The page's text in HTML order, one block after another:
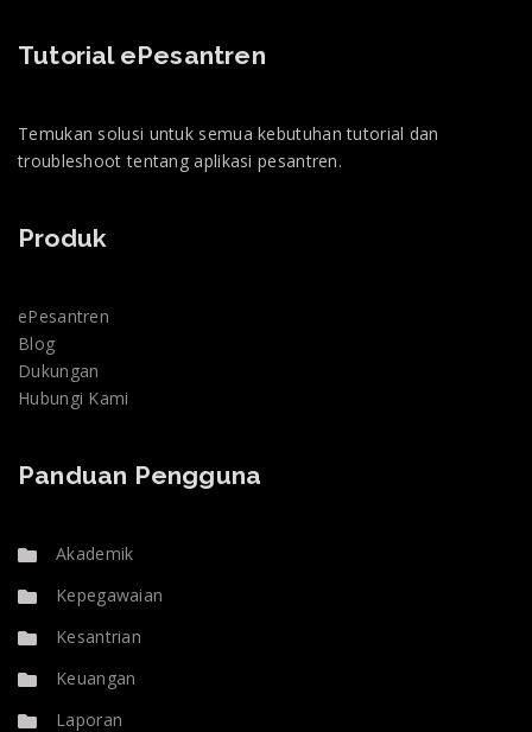
Tutorial ePesantren
Temukan solusi untuk semua kebutuhan tutorial dan
troubleshoot tentang aplikasi pesantren.
Produk
ePesantren
Blog
Dukungan
Hubungi Kami
Panduan Pengguna
Akademik
Kepegawaian
Kesantrian
Keuangan
Laporan